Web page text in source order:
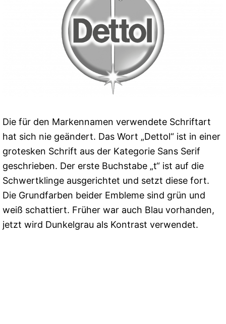
Die für den Markennamen verwendete Schriftart
hat sich nie geändert. Das Wort „Dettol“ ist in einer
grotesken Schrift aus der Kategorie Sans Serif
geschrieben. Der erste Buchstabe „t“ ist auf die
Schwertklinge ausgerichtet und setzt diese fort.
Die Grundfarben beider Embleme sind grün und
weiß schattiert. Früher war auch Blau vorhanden,
jetzt wird Dunkelgrau als Kontrast verwendet.